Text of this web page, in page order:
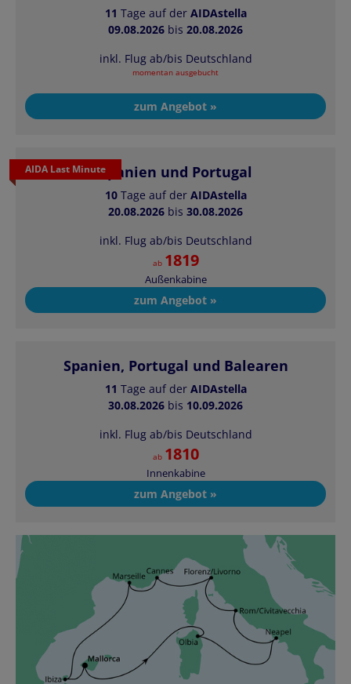
11 Tage auf der AIDAstella
09.08.2026 bis 20.08.2026
inkl. Flug ab/bis Deutschland
momentan ausgebucht
zum Angebot »
AIDA Last MinuteSpanien und Portugal
10Tage auf der AIDAstella
20.08.2026 bis 30.08.2026
inkl. Flug ab/bis Deutschland
ab 1819
Außenkabine
zum Angebot »
Spanien, Portugal und Balearen
11 Tage auf der AIDAstella
30.08.2026 bis 10.09.2026
inkl. Flug ab/bis Deutschland
ab 1810
Innenkabine
zum Angebot »